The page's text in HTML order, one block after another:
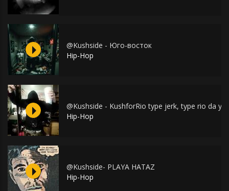
@Kushside - Юго-восток
Hip-Hop
@Kushside - KushforRio type jerk, type rio da
Hip-Hop
@Kushside- PLAYA HATAZ
Hip-Hop